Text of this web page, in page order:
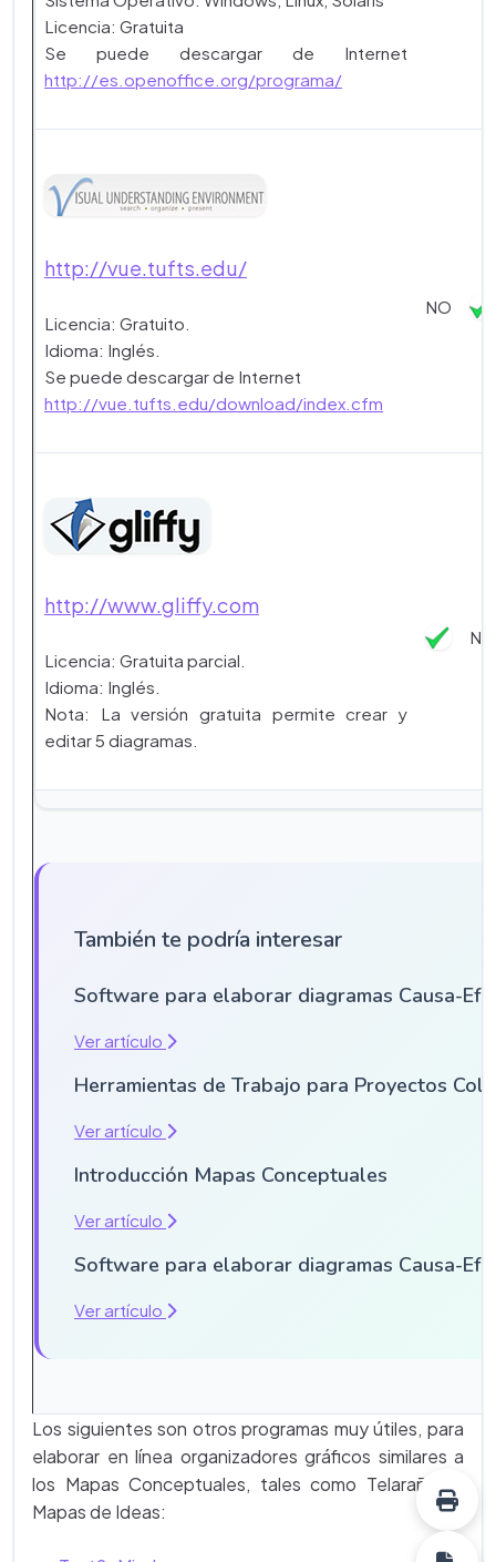
Licencia: Gratuita
Se puede descargar de Internet
http://es.openoffice.org/programa/
http://vue.tufts.edu/
Licencia: Gratuito.
Idioma: Inglés.
Se puede descargar de Internet
http://vue.tufts.edu/download/index.cfm
NO
http://www.gliffy.com
Licencia: Gratuita parcial.
Idioma: Inglés.
Nota: La versión gratuita permite crear y
editar 5 diagramas.
NO
También te podría interesar
Software para elaborar diagramas Causa-
Ver artículo
Herramientas de Trabajo para Proyectos
Ver artículo
Introducción Mapas Conceptuales
Ver artículo
Software para elaborar diagramas Causa-
Ver artículo
Los siguientes son otros programas muy útiles, para
elaborar en línea organizadores gráficos similares a
los Mapas Conceptuales, tales como Telarañas y
Mapas de Ideas: